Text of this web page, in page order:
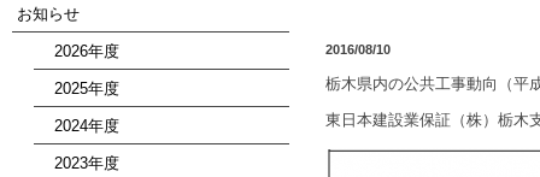
お知らせ
2026年度
2025年度
2024年度
2023年度
2016/08/10
栃木県内の公共工事動向（平
東日本建設業保証（株）栃木